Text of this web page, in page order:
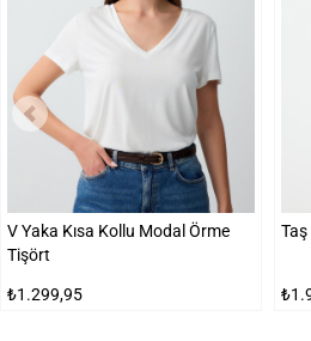
V Yaka Kısa Kollu Modal Örme
Tişört
₺1.299,95
Taş